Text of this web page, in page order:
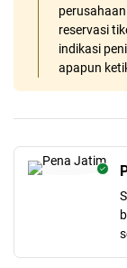
reservasi
indikasi
apapun